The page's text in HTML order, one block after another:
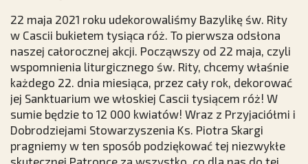
22 maja 2021 roku udekorowaliśmy Bazylikę św. Rity
w Cascii bukietem tysiąca róż. To pierwsza odsłona
naszej całorocznej akcji. Począwszy od 22 maja, czyli
wspomnienia liturgicznego św. Rity, chcemy właśnie
każdego 22. dnia miesiąca, przez cały rok, dekorować
jej Sanktuarium we włoskiej Cascii tysiącem róż! W
sumie będzie to 12 000 kwiatów! Wraz z Przyjaciółmi i
Dobrodziejami Stowarzyszenia Ks. Piotra Skargi
pragniemy w ten sposób podziękować tej niezwykłe
skutecznej Patronce za wszystko, co dla nas do tej